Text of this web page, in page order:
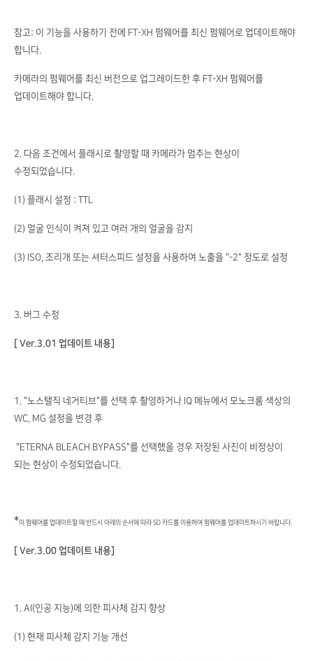
참고: 이 기능을 사용하기 전에 FT-XH 펌웨어를 최신 펌웨어로 업데이트해야
합니다.
카메라의 펌웨어를 최신 버전으로 업그레이드한 후 FT-XH 펌웨어를
업데이트해야 합니다.
2. 다음 조건에서 플래시로 촬영할 때 카메라가 멈추는 현상이
수정되었습니다.
(1) 플래시 설정 : TTL
(2) 얼굴 인식이 켜져 있고 여러 개의 얼굴을 감지
(3) ISO, 조리개 또는 셔터스피드 설정을 사용하여 노출을 "-2" 정도로 설정
3. 버그 수정
[ Ver.3.01 업데이트 내용]
1. "노스탤직 네거티브"를 선택 후 촬영하거나 IQ 메뉴에서 모노크롬 색상의
WC, MG 설정을 변경 후
"ETERNA BLEACH BYPASS"를 선택했을 경우 저장된 사진이 비정상이
되는 현상이 수정되었습니다.
*이 펌웨어를 업데이트할 때 반드시 아래의 순서에 따라 SD 카드를 이용하여 펌웨어를 업데이트하시기 바랍니다.
[ Ver.3.00 업데이트 내용]
1. AI(인공 지능)에 의한 피사체 감지 향상
(1) 현재 피사체 감지 기능 개선